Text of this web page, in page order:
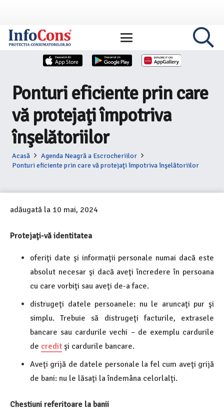
Ponturi eficiente prin care
vă protejaţi împotriva
înşelătoriilor
Acasă
Agenda Neagră a Escrocheriilor
Ponturi eficiente prin care vă protejaţi împotriva înşelătoriilor
adăugată la 10 mai, 2024
Protejaţi-vă identitatea
oferiţi date şi informaţii personale numai dacă este
absolut necesar şi dacă aveţi încredere în persoana
cu care vorbiţi sau aveţi de-a face.
distrugeţi datele persoanele: nu le aruncaţi pur şi
simplu. Trebuie să distrugeţi facturile, extrasele
bancare sau cardurile vechi – de exemplu cardurile
de credit şi cardurile bancare.
Aveţi grijă de datele personale la fel cum aveţi grijă
de bani: nu le lăsaţi la îndemâna celorlalţi.
Chestiuni referitoare la banii